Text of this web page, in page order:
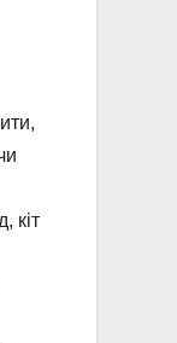
кіт